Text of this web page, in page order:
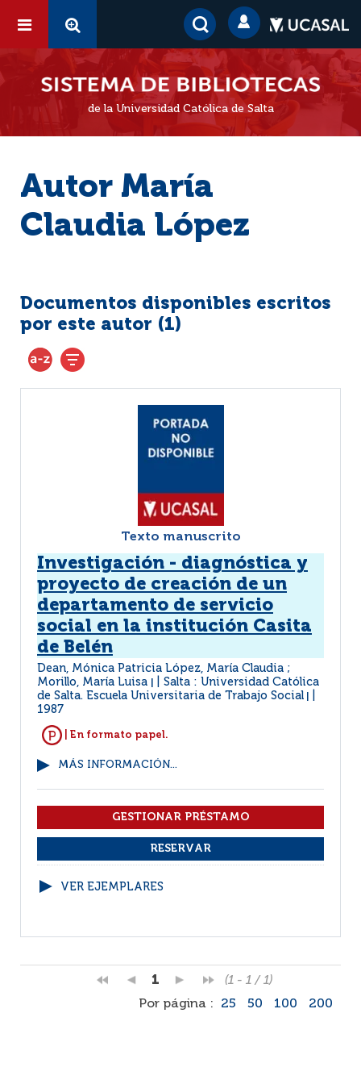
de la Universidad Católica de Salta
Autor María
Claudia López
Documentos disponibles escritos
por este autor (1)
Texto manuscrito
Investigación - diagnóstica y
proyecto de creación de un
departamento de servicio
social en la institución Casita
de Belén
Dean, Mónica Patricia López, María Claudia ;
Morillo, María Luisa
Salta : Universidad Católica
de Salta. Escuela Universitaria de Trabajo Social
1987
| En formato papel.
MÁS INFORMACIÓN...
VER EJEMPLARES
1
(1 - 1 / 1)
Por página :
25 50 100 200